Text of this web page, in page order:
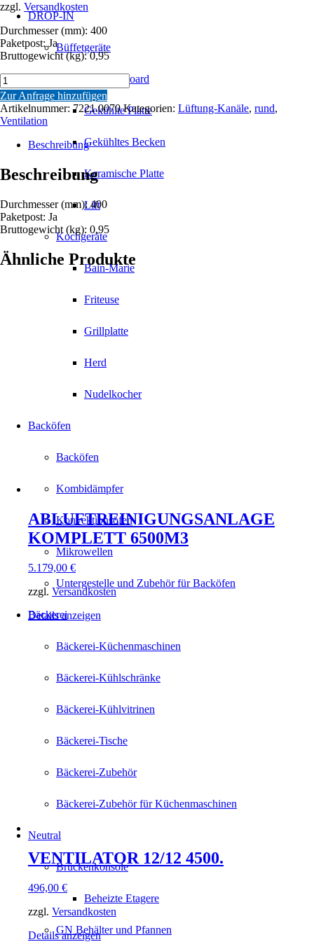
DROP-IN
Büffetgeräte
Aufsatzbboard
Gekühlte Platte
Gekühltes Becken
Keramische Platte
Lift
Kochgeräte
Bain-Marie
Friteuse
Grillplatte
Herd
Nudelkocher
Backöfen
Backöfen
Kombidämpfer
Konvektionsöfen
Mikrowellen
Untergestelle und Zubehör für Backöfen
Bäckerei
Bäckerei-Küchenmaschinen
Bäckerei-Kühlschränke
Bäckerei-Kühlvitrinen
Bäckerei-Tische
Bäckerei-Zubehör
Bäckerei-Zubehör für Küchenmaschinen
Neutral
Brückenkonsole
Beheizte Etagere
GN Behälter und Pfannen
zzgl. Versandkosten
Durchmesser (mm): 400
Paketpost: Ja
Bruttogewicht (kg): 0,95
DACHTRANSIT
Ø
400
Menge
Zur Anfrage hinzufügen
Artikelnummer: 7221.0070 Kategorien: Lüftung-Kanäle, rund,
Ventilation
Beschreibung
Beschreibung
Durchmesser (mm): 400
Paketpost: Ja
Bruttogewicht (kg): 0,95
Ähnliche Produkte
ABLUFTREINIGUNGSANLAGE
KOMPLETT 6500M3
5.179,00 €
zzgl. Versandkosten
Details anzeigen
VENTILATOR 12/12 4500.
496,00 €
zzgl. Versandkosten
Details anzeigen